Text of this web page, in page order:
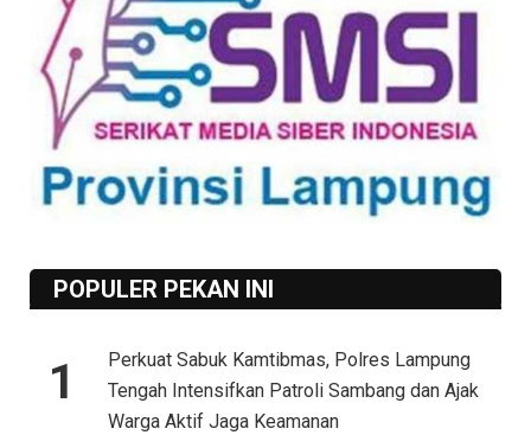
POPULER PEKAN INI
1
Perkuat Sabuk Kamtibmas, Polres Lampung
Tengah Intensifkan Patroli Sambang dan Ajak
Warga Aktif Jaga Keamanan